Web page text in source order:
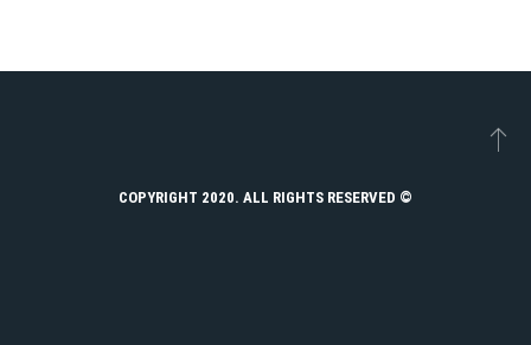
© COPYRIGHT 2020. ALL RIGHTS RESERVED